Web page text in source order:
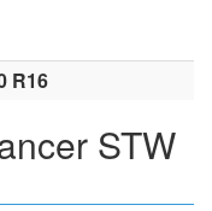
R16
STW